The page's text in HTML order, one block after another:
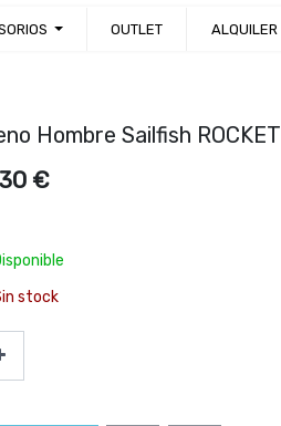
OUTLET ALQUILER
Hombre Sailfish ROCKET
€
stock